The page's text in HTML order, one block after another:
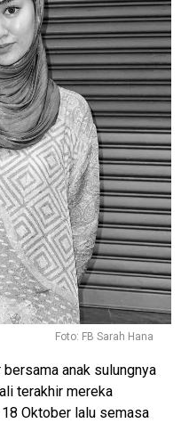
Foto: FB Sarah Hana
anak sulungnya
terakhir mereka
Oktober lalu semasa